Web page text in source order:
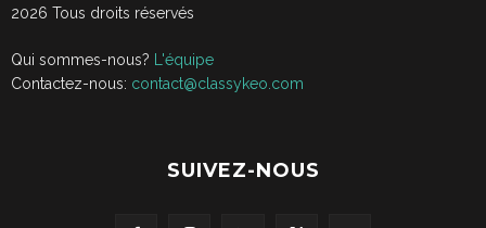
2026 Tous droits réservés
Qui sommes-nous?
L'équipe
Contactez-nous: contact@classykeo.com
SUIVEZ-NOUS